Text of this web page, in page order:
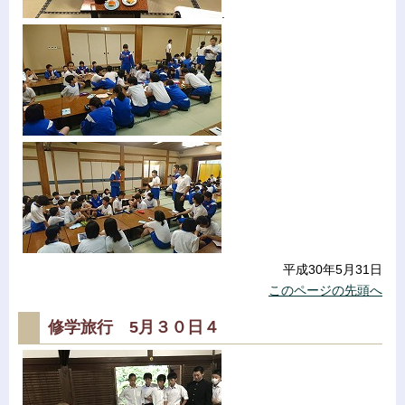
平成30年5月31日
このページの先頭へ
修学旅行 5月３０日４